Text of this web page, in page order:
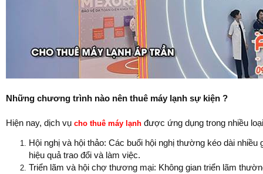
Những chương trình nào nên thuê máy lạnh sự kiện ?
Hiện nay, dịch vụ cho thuê máy lạnh được ứng dụng trong nhiều
Hội nghị và hội thảo: Các buổi hội nghị thường kéo dài
hiệu quả trao đổi và làm việc.
Triển lãm và hội chợ thương mại: Không gian triển lãm